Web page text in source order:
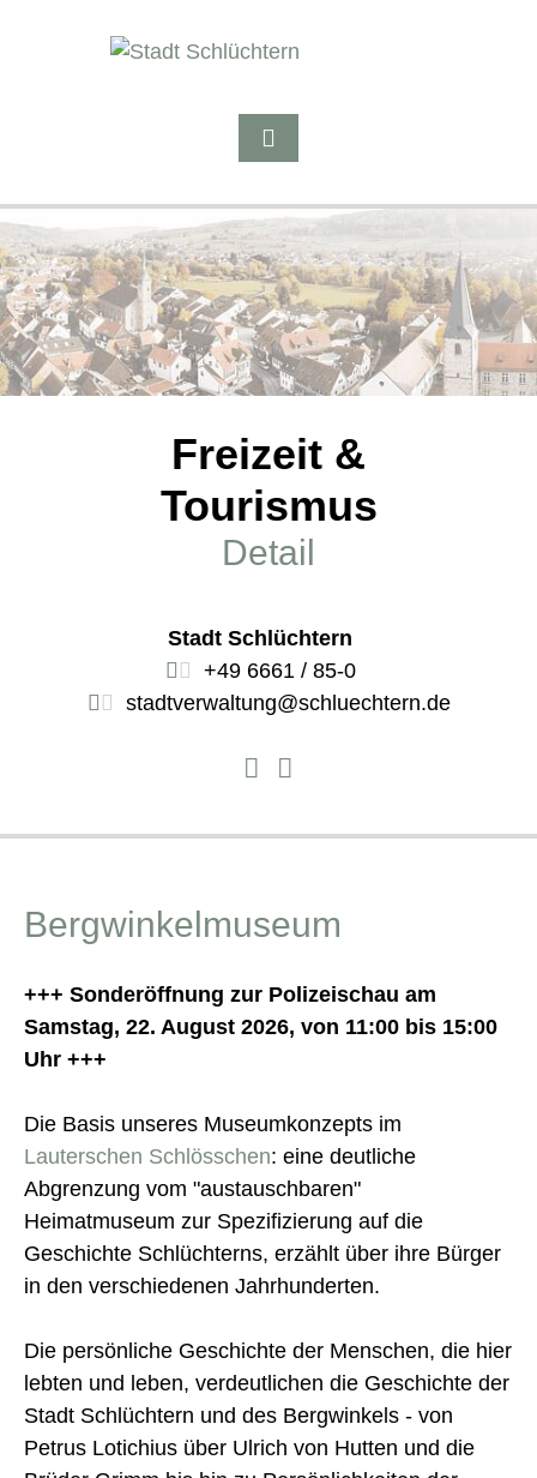
Freizeit &
Tourismus
Detail
Stadt Schlüchtern
+49 6661 / 85-0
stadtverwaltung@schluechtern.de
Bergwinkelmuseum
+++ Sonderöffnung zur Polizeischau am
Samstag, 22. August 2026, von 11:00 bis 15:00
Uhr +++
Die Basis unseres Museumkonzepts im
Lauterschen Schlösschen: eine deutliche
Abgrenzung vom "austauschbaren"
Heimatmuseum zur Spezifizierung auf die
Geschichte Schlüchterns, erzählt über ihre Bürger
in den verschiedenen Jahrhunderten.
Die persönliche Geschichte der Menschen, die hier
lebten und leben, verdeutlichen die Geschichte der
Stadt Schlüchtern und des Bergwinkels - von
Petrus Lotichius über Ulrich von Hutten und die